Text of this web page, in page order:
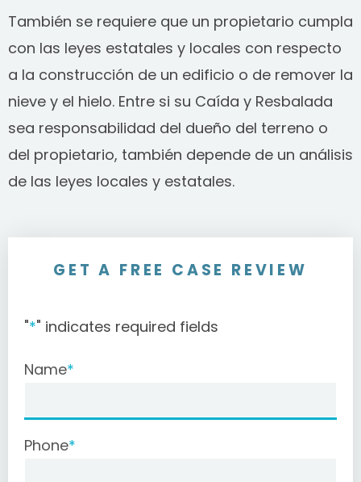
También se requiere que un propietario cumpla
con las leyes estatales y locales con respecto
a la construcción de un edificio o de remover la
nieve y el hielo. Entre si su Caída y Resbalada
sea responsabilidad del dueño del terreno o
del propietario, también depende de un análisis
de las leyes locales y estatales.
GET A FREE CASE REVIEW
"*" indicates required fields
Name
Phone